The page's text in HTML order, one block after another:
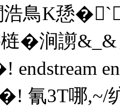
浩鳥K愻
梿�涧謭
氰3T哪